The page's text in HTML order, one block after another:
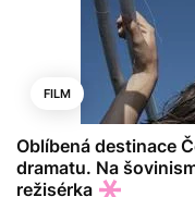
FILM
Oblíbená destinace
dramatu. Na
režisérka